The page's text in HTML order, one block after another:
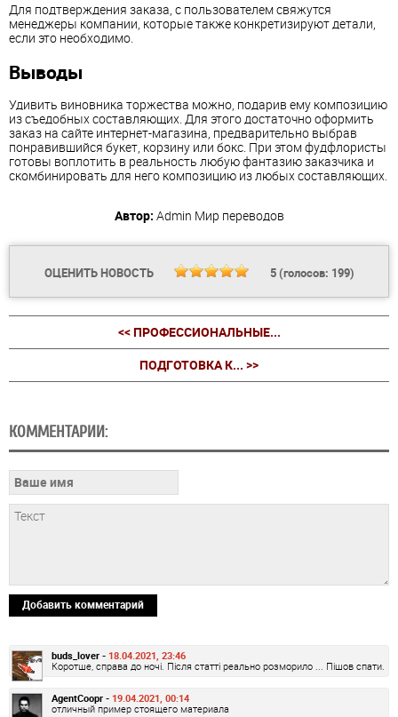
Для подтверждения заказа, с пользователем свяжутся
менеджеры компании, которые также конкретизируют детали,
если это необходимо.
Выводы
Удивить виновника торжества можно, подарив ему композицию
из съедобных составляющих. Для этого достаточно оформить
заказ на сайте интернет-магазина, предварительно выбрав
понравившийся букет, корзину или бокс. При этом фудфлористы
готовы воплотить в реальность любую фантазию заказчика и
скомбинировать для него композицию из любых составляющих.
Автор: Admin Мир переводов
ОЦЕНИТЬ НОВОСТЬ 5(голосов: 199)
<< ПРОФЕССИОНАЛЬНЫЕ...
ПОДГОТОВКА К... >>
КОММЕНТАРИИ:
Добавить комментарий
buds_lover - 18.04.2021, 23:46
Коротше, справа до ночі. Після статті реально розморило ... Пішов спати.
AgentCoopr - 19.04.2021, 00:14
отличный пример стоящего материала